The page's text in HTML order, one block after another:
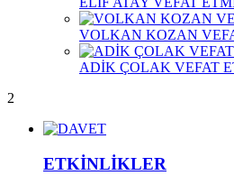
VOLKAN KOZAN
ADİK ÇOLAK VEFAT
2
ETKİNLİKLER